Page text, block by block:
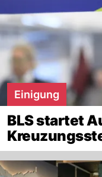
Einigung
BLS startet